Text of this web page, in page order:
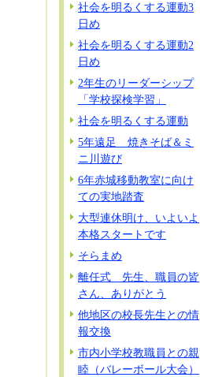
社会を明るくする運動3
日め
社会を明るくする運動2
日め
2年生のリーダーシップ
「学校探検学習」
社会を明るくする運動
5年遠足 焼きそば＆ミ
ニ川遊び
6年赤城移動教室に向け
ての実地踏査
大型連休明け、いよいよ
本格スタートです
そらまめ
離任式 先生、職員の皆
さん、ありがとう
他地区の校長先生との情
報交換
市内小学校教職員との親
睦（バレーボール大会）